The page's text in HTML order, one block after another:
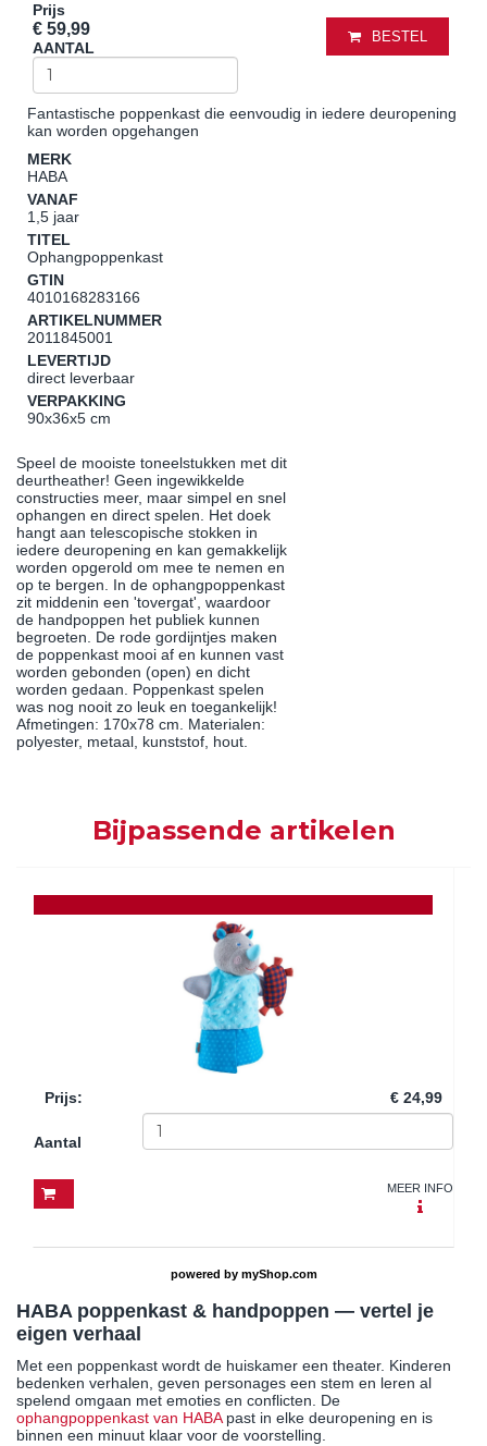
Prijs
€ 59,99
AANTAL
BESTEL
Fantastische poppenkast die eenvoudig in iedere deuropening
kan worden opgehangen
MERK
HABA
VANAF
1,5 jaar
TITEL
Ophangpoppenkast
GTIN
4010168283166
ARTIKELNUMMER
2011845001
LEVERTIJD
direct leverbaar
VERPAKKING
90x36x5 cm
Speel de mooiste toneelstukken met dit
deurtheather! Geen ingewikkelde
constructies meer, maar simpel en snel
ophangen en direct spelen. Het doek
hangt aan telescopische stokken in
iedere deuropening en kan gemakkelijk
worden opgerold om mee te nemen en
op te bergen. In de ophangpoppenkast
zit middenin een 'tovergat', waardoor
de handpoppen het publiek kunnen
begroeten. De rode gordijntjes maken
de poppenkast mooi af en kunnen vast
worden gebonden (open) en dicht
worden gedaan. Poppenkast spelen
was nog nooit zo leuk en toegankelijk!
Afmetingen: 170x78 cm. Materialen:
polyester, metaal, kunststof, hout.
Bijpassende artikelen
Prijs: € 24,99
Aantal
MEER INFO
powered by myShop.com
HABA poppenkast & handpoppen — vertel je
eigen verhaal
Met een poppenkast wordt de huiskamer een theater. Kinderen
bedenken verhalen, geven personages een stem en leren al
spelend omgaan met emoties en conflicten. De
ophangpoppenkast van HABApast in elke deuropening en is
binnen een minuut klaar voor de voorstelling.